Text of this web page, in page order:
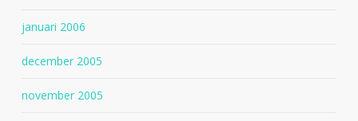
januari 2006
december 2005
november 2005